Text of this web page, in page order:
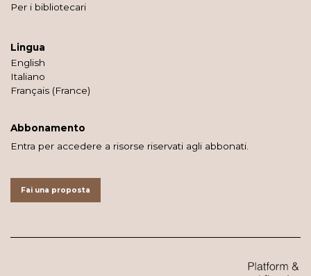
Per i bibliotecari
Lingua
English
Italiano
Français (France)
Abbonamento
Entra per accedere a risorse riservati agli abbonati.
Fai una proposta